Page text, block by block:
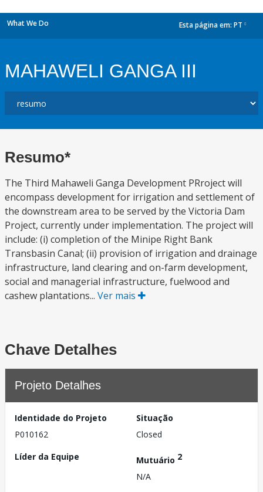
What We Do Esta página em: PT
MAHAWELI GANGA III
Resumo*
The Third Mahaweli Ganga Development PRroject will
encompass development for irrigation and settlement of
the downstream area to be served by the Victoria Dam
Project, currently under implementation. The project will
include: (i) completion of the Minipe Right Bank
Transbasin Canal; (ii) provision of irrigation and drainage
infrastructure, land clearing and on-farm development,
social and managerial infrastructure, fuelwood and
cashew plantations... Ver mais
Chave Detalhes
Projeto Detalhes
Identidade do Projeto
P010162
Situação
Closed
Líder da Equipe
Mutuário 2
N/A